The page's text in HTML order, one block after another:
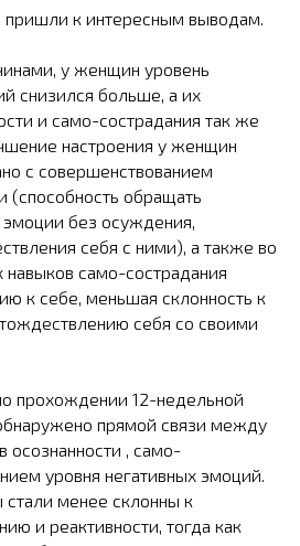
к интересным выводам.
у женщин уровень
снизился больше, а их
и само-сострадания так же
настроения у женщин
с совершенствованием
(способность обращать
без осуждения,
себя с ними), а также во
навыков само-сострадания
к себе, меньшая склонность к
себя со своими
прохождении 12-недельной
прямой связи между
осознанности , само-
уровня негативных эмоций.
менее склонны к
и реактивности, тогда как